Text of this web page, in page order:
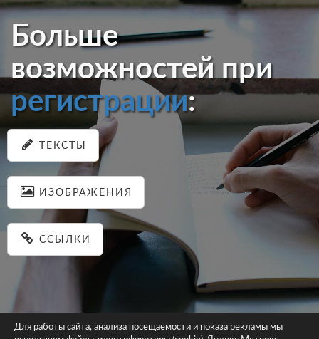
Больше
возможностей при
регистрации:
ТЕКСТЫ
ИЗОБРАЖЕНИЯ
ССЫЛКИ
Для работы сайта, анализа посещаемости и показа рекламы мы